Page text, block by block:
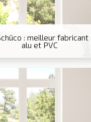
: meilleur
alu et PVC